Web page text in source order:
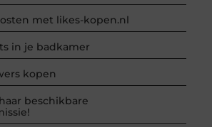
met likes-kopen.nl
in je badkamer
kopen
beschikbare